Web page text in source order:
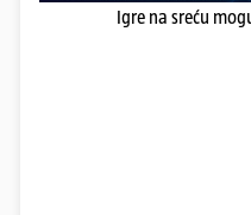
Igre na sreću